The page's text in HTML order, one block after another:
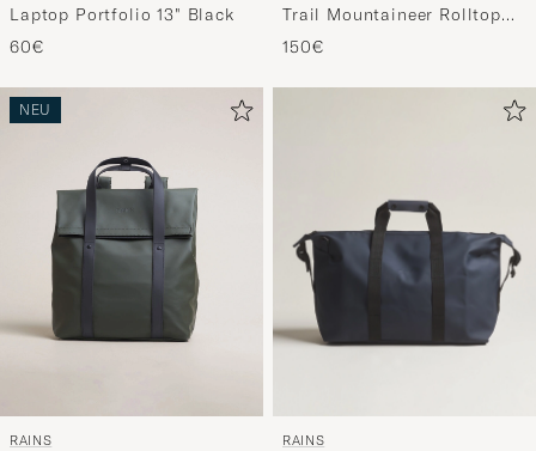
Laptop Portfolio 13" Black
60€
Trail Mountaineer Rolltop
Backpack Green
150€
NEU
RAINS RAINS